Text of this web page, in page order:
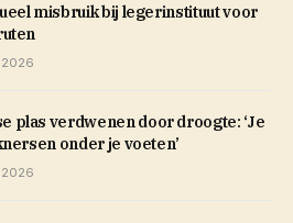
misbruik bij legerinstituut voor
plas verdwenen door droogte: ‘Je
onder je voeten’